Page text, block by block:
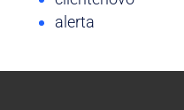
alerta